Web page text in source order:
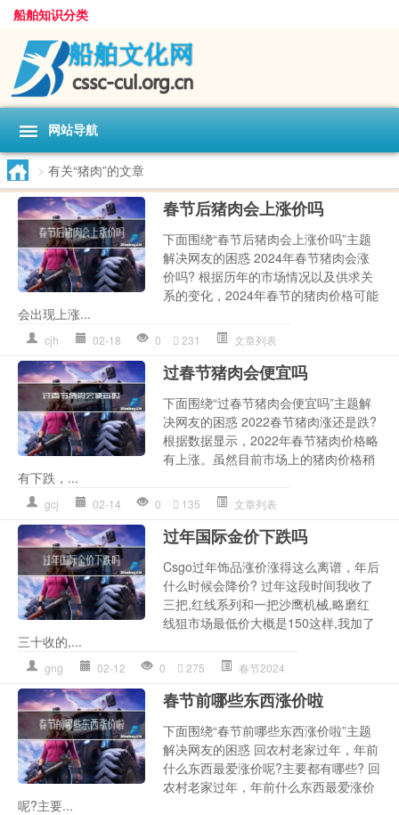
船舶知识分类
网站导航
> 有关“猪肉”的文章
春节后猪肉会上涨价吗
下面围绕“春节后猪肉会上涨价吗”主题
解决网友的困惑 2024年春节猪肉会涨
价吗? 根据历年的市场情况以及供求关
系的变化，2024年春节的猪肉价格可能
会出现上涨...
cjh 02-18 0 231 文章列表
过春节猪肉会便宜吗
下面围绕“过春节猪肉会便宜吗”主题解
决网友的困惑 2022春节猪肉涨还是跌?
根据数据显示，2022年春节猪肉价格略
有上涨。虽然目前市场上的猪肉价格稍
有下跌，...
gcj 02-14 0 135 文章列表
过年国际金价下跌吗
Csgo过年饰品涨价涨得这么离谱，年后
什么时候会降价? 过年这段时间我收了
三把,红线系列和一把沙鹰机械,略磨红
线狙市场最低价大概是150这样,我加了
三十收的,...
gng 02-12 0 275 春节2024
春节前哪些东西涨价啦
下面围绕“春节前哪些东西涨价啦”主题
解决网友的困惑 回农村老家过年，年前
什么东西最爱涨价呢?主要都有哪些? 回
农村老家过年，年前什么东西最爱涨价
呢?主要...